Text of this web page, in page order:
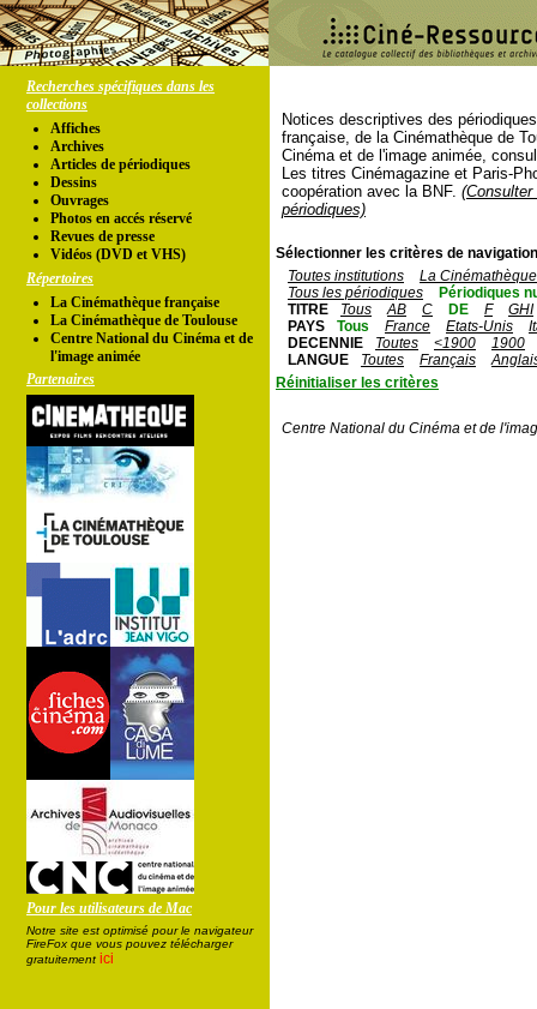
Recherches spécifiques dans les
collections
Affiches
Archives
Articles de périodiques
Dessins
Ouvrages
Photos en accés réservé
Revues de presse
Vidéos (DVD et VHS)
Répertoires
La Cinémathèque française
La Cinémathèque de Toulouse
Centre National du Cinéma et de
l'image animée
Partenaires
Pour les utilisateurs de Mac
Notre site est optimisé pour le navigateur
FireFox que vous pouvez télécharger
gratuitement ici
Notices descriptives des
française, de la Cinémathèque de
Cinéma et de l'image animée,
Les titres Cinémagazine et Paris-
coopération avec la BNF.
périodiques)
Sélectionner les critères de
Toutes institutions
La
Tous les périodiques
Périodiques
TITRE
Tous AB C DE F
GHI
PAYS
Tous France Etats-Unis
DECENNIE
Toutes <1900
1900
LANGUE
Toutes Français
Réinitialiser les critères
Centre National du Cinéma et de